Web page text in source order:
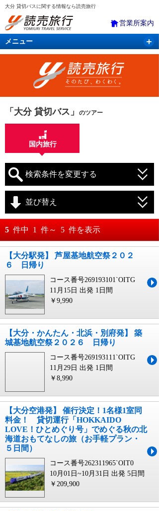
大分 貸切バスに関する情報なら読売旅行
営業所案内
メニュー
国内旅行 バスツアー 海外旅行
「大分 貸切バス」 のツアー
国内旅行
検索条件を変更する
月 日～
日
並び替え
おすすめ順
料金が安い順
料金が高い順
5 件中 1 件～ 5 件を表示
【大分駅発】 芦屋基地航空祭２０２
６ 日帰り
コース番号269193101`OITG
11月15日 出発 1日間
￥9,990
【大分・かんたん・北浜・別府発】 築
城基地航空祭２０２６ 日帰り
コース番号269193111`OITG
11月29日 出発 1日間
￥8,990
【大分空港発】 催行決定！1名様1室同
料金！ 貸切運行「HOKKAIDO
LOVE！ひとめぐり号」でめぐる秋の北
海道おもてなしの旅（お手軽プラン・
５日間）
コース番号262311965`OIT0
10月01日~10月31日 出発 5日間
￥209,900